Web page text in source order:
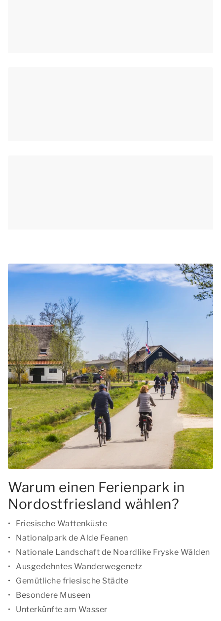
Warum einen Ferienpark in
Nordostfriesland wählen?
Friesische Wattenküste
Nationalpark de Alde Feanen
Nationale Landschaft de Noardlike Fryske Wâlden
Ausgedehntes Wanderwegenetz
Gemütliche friesische Städte
Besondere Museen
Unterkünfte am Wasser